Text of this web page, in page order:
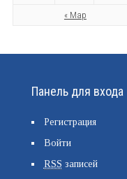
« Мар
Панель для входа
Регистрация
Войти
RSS записей